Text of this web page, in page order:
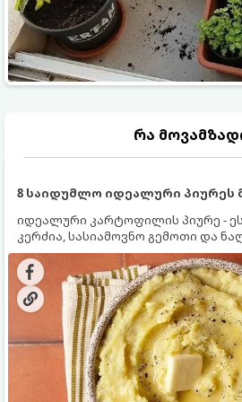
რა
8 საიდუმლო იდეალური პიურეს
იდეალური კარტოფილის პიურე - ეს
კერძია, სასიამოვნო გემოთი და
ფერით. მისი მომზადება ძალიან
არსებობს რამდენიმე საიდუმლო,
იცოდეთ, რომ პიურე იდეალურად